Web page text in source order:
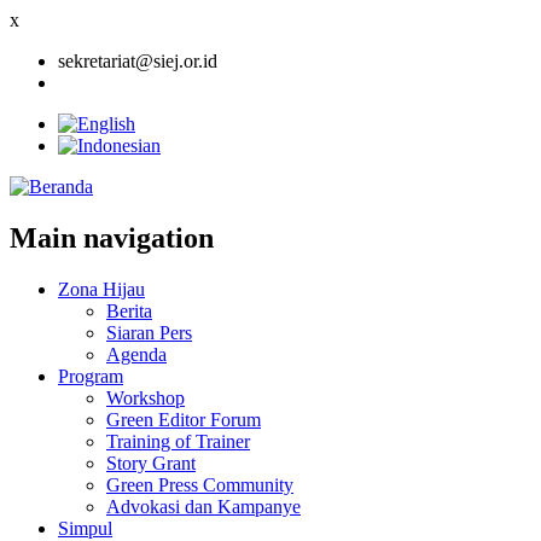
x
sekretariat@siej.or.id
Main navigation
Zona Hijau
Berita
Siaran Pers
Agenda
Program
Workshop
Green Editor Forum
Training of Trainer
Story Grant
Green Press Community
Advokasi dan Kampanye
Simpul